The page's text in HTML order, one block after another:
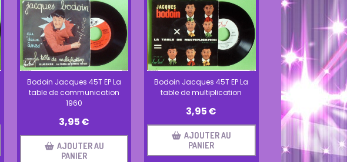
Bodoin Jacques 45T EP La
table de communication
1960
3,95€
AJOUTER AU
PANIER
Bodoin Jacques 45T EP La
table de multiplication
3,95€
AJOUTER AU
PANIER